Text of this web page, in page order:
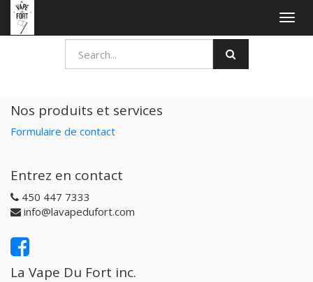
Nos produits et services
Formulaire de contact
Entrez en contact
450 447 7333
info@lavapedufort.com
La Vape Du Fort inc.